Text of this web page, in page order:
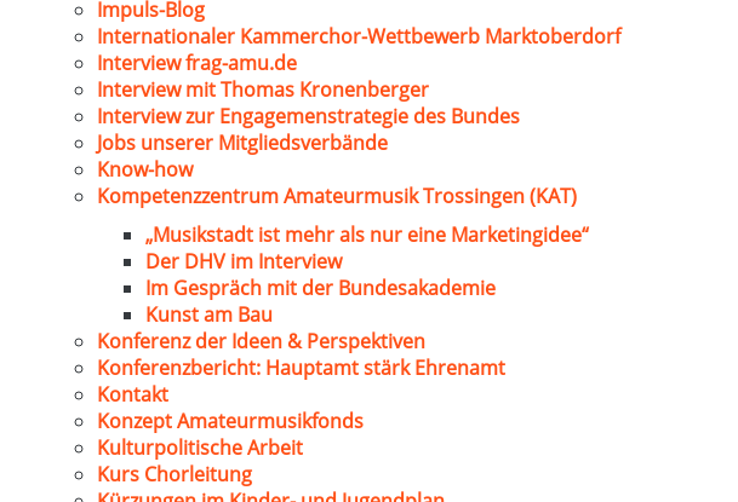
Impuls-Blog
Internationaler Kammerchor-Wettbewerb Marktoberdorf
Interview frag-amu.de
Interview mit Thomas Kronenberger
Interview zur Engagemenstrategie des Bundes
Jobs unserer Mitgliedsverbände
Know-how
Kompetenzzentrum Amateurmusik Trossingen (KAT)
„Musikstadt ist mehr als nur eine Marketingidee“
Der DHV im Interview
Im Gespräch mit der Bundesakademie
Kunst am Bau
Konferenz der Ideen & Perspektiven
Konferenzbericht: Hauptamt stärk Ehrenamt
Kontakt
Konzept Amateurmusikfonds
Kulturpolitische Arbeit
Kurs Chorleitung